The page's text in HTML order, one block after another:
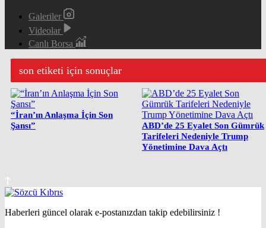
Galeriler
Videolar
Canlı Borsa
son etiketi için sonuçlar
“İran’ın Anlaşma İçin Son
Şansı”
ABD’de 25 Eyalet Son Gümrük
Tarifeleri Nedeniyle Trump
Yönetimine Dava Açtı
Haberleri güncel olarak e-postanızdan takip edebilirsiniz !